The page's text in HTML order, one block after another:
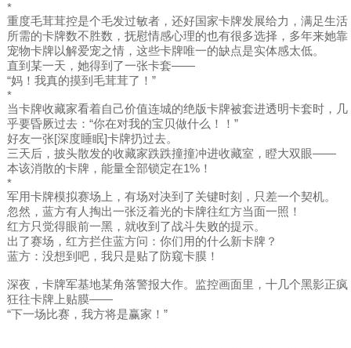
*
重度毛茸茸控是个毛发过敏者，还好国家卡牌发展给力，满足生活
所需的卡牌数不胜数，抚慰情感心理的也有很多选择，多年来她靠
宠物卡牌以解爱宠之情，这些卡牌唯一的缺点是实体感太低。
直到某一天，她得到了一张卡套——
“妈！我真的摸到毛茸茸了！”
*
当卡牌收藏家看着自己价值连城的绝版卡牌被套进透明卡套时，几
乎要昏厥过去：“你在对我的宝贝做什么！！”
好友一张[深度睡眠]卡牌扔过去。
三天后，披头散发的收藏家跌跌撞撞冲进收藏室，瞪大双眼——
本该消散的卡牌，能量全部锁定在1%！
*
军用卡牌模拟赛场上，有场对决到了关键时刻，只差一个契机。
忽然，蓝方有人掏出一张泛着光的卡牌往红方当面一照！
红方只觉得眼前一黑，就收到了战斗失败的提示。
出了赛场，红方拦住蓝方问：你们用的什么新卡牌？
蓝方：没想到吧，我只是贴了防窥卡膜！
深夜，卡牌军基地某角落警报大作。监控画面里，十几个黑影正疯
狂往卡牌上贴膜——
“下一场比赛，我方将是赢家！”